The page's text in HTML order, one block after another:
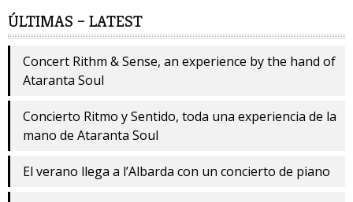
ÚLTIMAS – LATEST
Concert Rithm & Sense, an experience by the hand of
Ataranta Soul
Concierto Ritmo y Sentido, toda una experiencia de la
mano de Ataranta Soul
El verano llega a l’Albarda con un concierto de piano